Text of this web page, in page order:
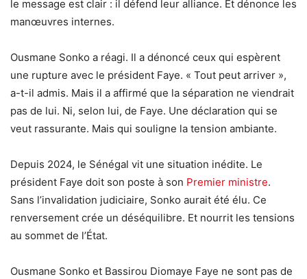
le message est clair : il défend leur alliance. Et dénonce les
manœuvres internes.
Ousmane Sonko a réagi. Il a dénoncé ceux qui espèrent
une rupture avec le président Faye. « Tout peut arriver »,
a-t-il admis. Mais il a affirmé que la séparation ne viendrait
pas de lui. Ni, selon lui, de Faye. Une déclaration qui se
veut rassurante. Mais qui souligne la tension ambiante.
Depuis 2024, le Sénégal vit une situation inédite. Le
président Faye doit son poste à son Premier ministre.
Sans l’invalidation judiciaire, Sonko aurait été élu. Ce
renversement crée un déséquilibre. Et nourrit les tensions
au sommet de l’État.
Ousmane Sonko et Bassirou Diomaye Faye ne sont pas de